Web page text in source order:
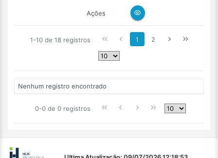
Ações
1-10 de 18 registros 1 2
Nenhum registro encontrado
0-0 de 0 registros